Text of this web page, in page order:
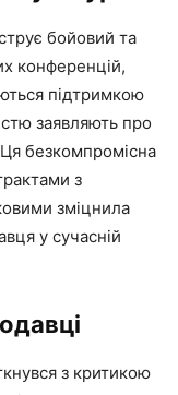
бойовий та
конференцій,
підтримкою
заявляють про
Ця безкомпромісна
з
зміцнила
у сучасній
з критикою